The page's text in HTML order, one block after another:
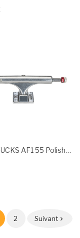
ACE TRUCKS AF1 55 Polished
2 Suivant 